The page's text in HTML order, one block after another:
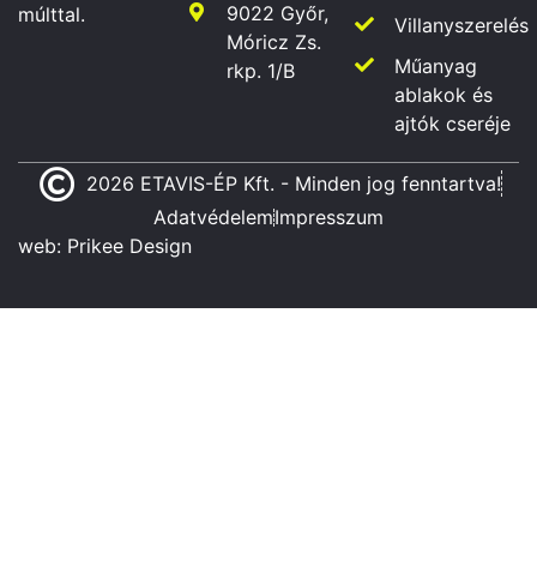
múlttal.
9022 Győr,
Móricz Zs.
rkp. 1/B
Villanyszerelés
Műanyag
ablakok és
ajtók cseréje
2026 ETAVIS-ÉP Kft. - Minden jog fenntartva!
AdatvédelemImpresszum
web: Prikee Design